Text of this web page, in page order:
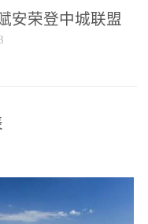
安荣登中城联盟
略合作平台